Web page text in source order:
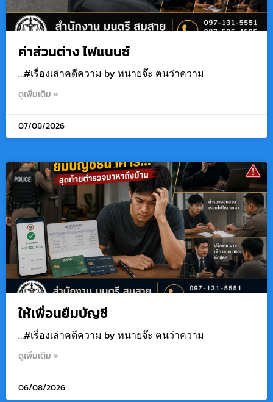
ค่าส่วนต่าง ไฟแนนซ์
…#เรื่องเล่าคดีความ by ทนายจ๊ะ ฅนว่าความ
ดูเพิ่มเติม »
07/08/2026
ให้เพื่อนยืมบัญชี
…#เรื่องเล่าคดีความ by ทนายจ๊ะ ฅนว่าความ
ดูเพิ่มเติม »
06/08/2026